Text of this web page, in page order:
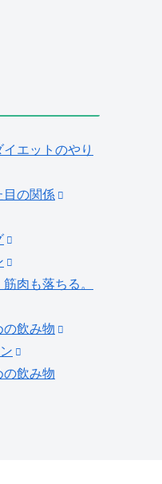
イエットのやり
目の関係
肉も落ちる。
の飲み物
の飲み物